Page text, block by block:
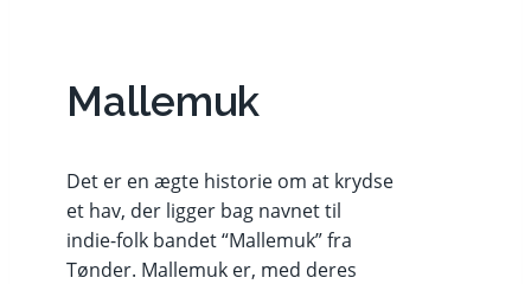
Mallemuk
Det er en ægte historie om at krydse
et hav, der ligger bag navnet til
indie-folk bandet “Mallemuk” fra
Tønder. Mallemuk er, med deres